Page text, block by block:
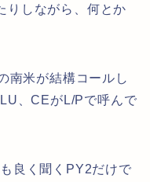
りしながら、何とか
南米が結構コールし
、CEがL/Pで呼んで
良く聞くPY2だけで